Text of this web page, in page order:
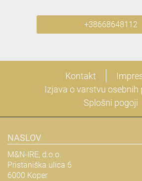
+38668648112
Kontakt
Izjava o varstvu osebnih
Splošni pogoji
NASLOV
M&N-IRE, d.o.o.
Pristaniška ulica 6
6000 Koper